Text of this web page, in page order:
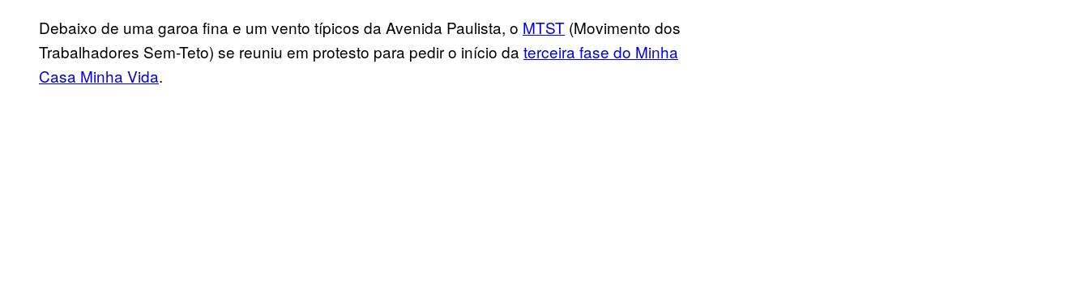
Debaixo de uma garoa fina e um vento típicos da Avenida Paulista, o MTST (Movimento dos
Trabalhadores Sem-Teto) se reuniu em protesto para pedir o início da terceira fase do Minha
Casa Minha Vida.